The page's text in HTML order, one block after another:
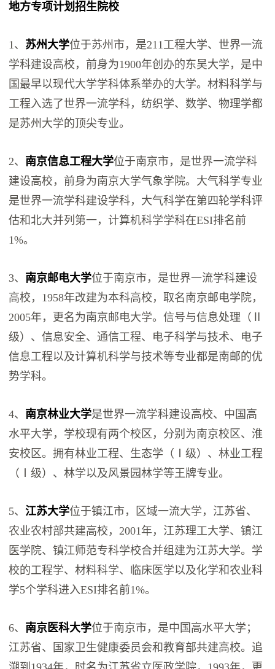
地方专项计划招生院校
1、 苏州大学位于苏州市，是211工程大学、世界一流
学科建设高校，前身为1900年创办的东吴大学，是中
国最早以现代大学学科体系举办的大学。材料科学与
工程入选了世界一流学科，纺织学、数学、物理学都
是苏州大学的顶尖专业。
2、 南京信息工程大学位于南京市，是世界一流学科
建设高校，前身为南京大学气象学院。大气科学专业
是世界一流学科建设学科，大气科学在第四轮学科评
估和北大并列第一，计算机科学学科在ESI排名前
1%。
3、 南京邮电大学位于南京市，是世界一流学科建设
高校，1958年改建为本科高校，取名南京邮电学院，
2005年，更名为南京邮电大学。信号与信息处理（Ⅱ
级）、信息安全、通信工程、电子科学与技术、电子
信息工程以及计算机科学与技术等专业都是南邮的优
势学科。
4、 南京林业大学是世界一流学科建设高校、中国高
水平大学，学校现有两个校区，分别为南京校区、淮
安校区。拥有林业工程、生态学（Ⅰ级）、林业工程
（Ⅰ级）、林学以及风景园林学等王牌专业。
5、江苏大学位于镇江市，区域一流大学，江苏省、
农业农村部共建高校，2001年，江苏理工大学、镇江
医学院、镇江师范专科学校合并组建为江苏大学。学
校的工程学、材料科学、临床医学以及化学和农业科
学5个学科进入ESI排名前1%。
6、 南京医科大学位于南京市，是中国高水平大学；
江苏省、国家卫生健康委员会和教育部共建高校。追